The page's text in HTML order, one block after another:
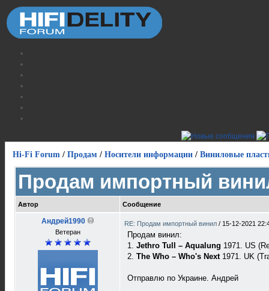
Hi-Fi Forum / Продам / Носители информации / Виниловые
Продам импортный
Автор Сообщение
Андрей1990
Ветеран
RE: Продам импортный винил / 15-12-2021
Продам винил:
1. Jethro Tull – Aqualung 1971. US
2. The Who – Who's Next1971. UK
Отправлю по Украине. Андрей